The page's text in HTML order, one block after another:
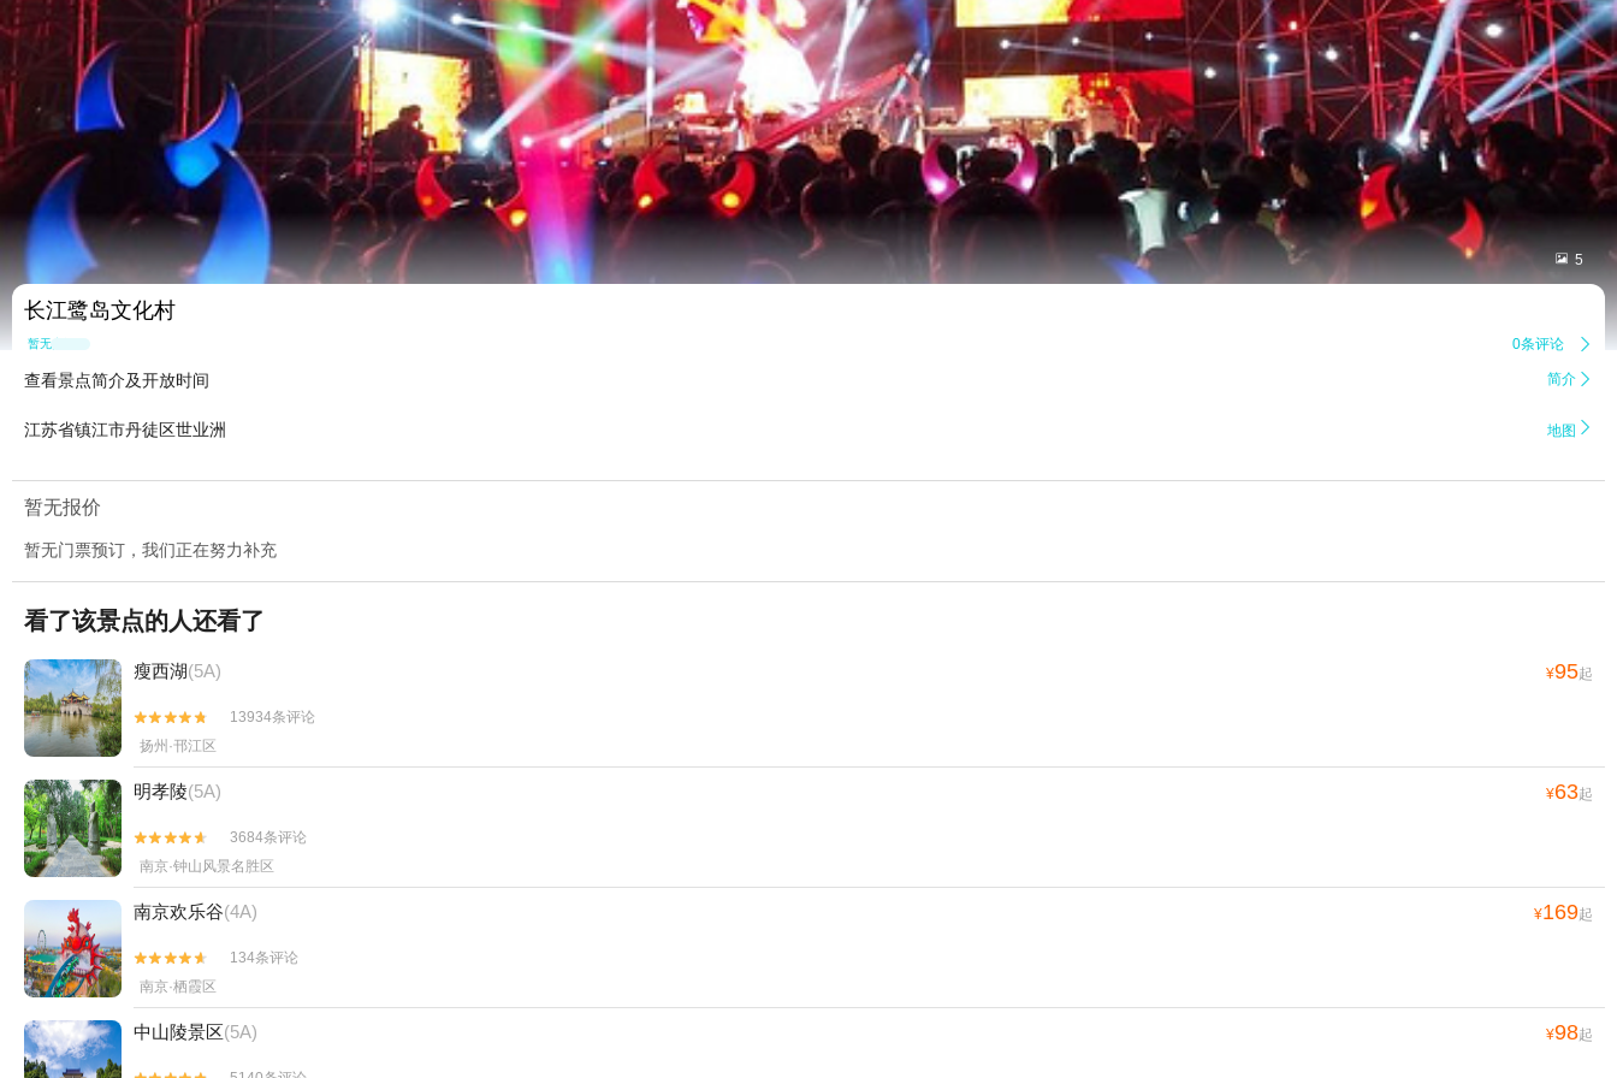
 5
长江鹭岛文化村
暂无点评 0条评论 
查看景点简介及开放时间 简介 
江苏省镇江市丹徒区世业洲 地图 
暂无报价
暂无门票预订，我们正在努力补充
看了该景点的人还看了
瘦西湖(5A) ¥95起


13934条评论
扬州·邗江区
明孝陵(5A) ¥63起


3684条评论
南京·钟山风景名胜区
南京欢乐谷(4A) ¥169起


134条评论
南京·栖霞区
中山陵景区(5A) ¥98起